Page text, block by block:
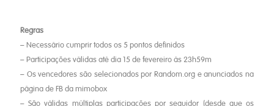
Regras
– Necessário cumprir todos os 5 pontos definidos
– Participações válidas até dia 15 de fevereiro às 23h59m
– Os vencedores são selecionados por Random.org e anunciados na
página de FB da mimobox
– São válidas múltiplas participações por seguidor (desde que os